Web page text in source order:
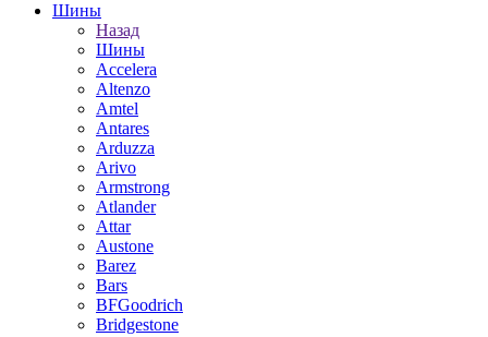
Шины
Назад
Шины
Accelera
Altenzo
Amtel
Antares
Arduzza
Arivo
Armstrong
Atlander
Attar
Austone
Barez
Bars
BFGoodrich
Bridgestone